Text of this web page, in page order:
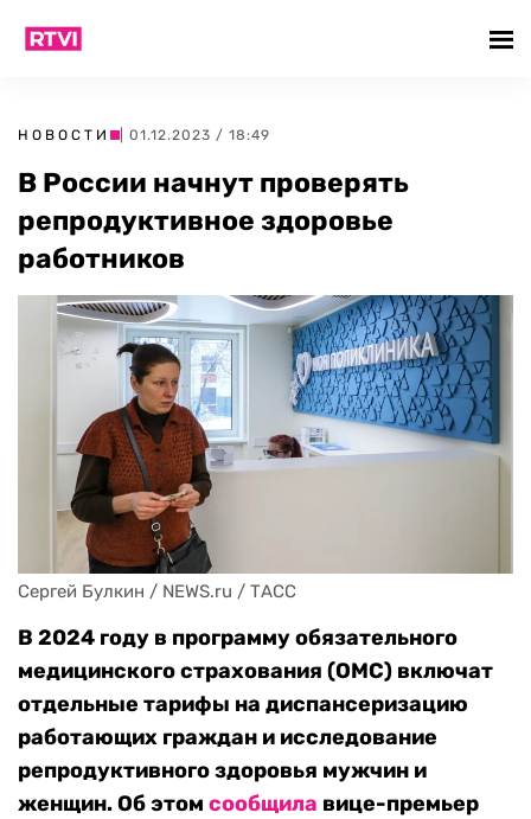
НОВОСТИ | 01.12.2023 / 18:49
В России начнут проверять
репродуктивное здоровье
работников
Сергей Булкин / NEWS.ru / ТАСС
В 2024 году в программу обязательного
медицинского страхования (ОМС) включат
отдельные тарифы на диспансеризацию
работающих граждан и исследование
репродуктивного здоровья мужчин и
женщин. Об этом сообщила вице-премьер